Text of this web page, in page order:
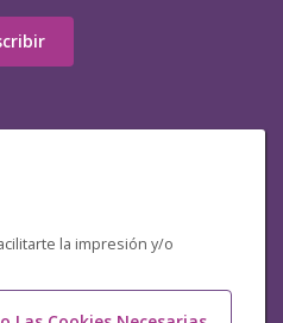
la impresión y/o